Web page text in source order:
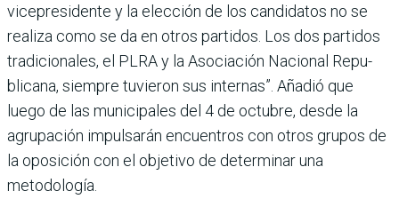
vicepresidente y la elección de los candidatos no se
realiza como se da en otros partidos. Los dos parti­dos
tradicionales, el PLRA y la Asociación Nacional Repu­
blicana, siempre tuvieron sus internas”. Añadió que
luego de las municipales del 4 de octubre, desde la
agrupación impulsarán encuentros con otros grupos de
la oposición con el objetivo de determinar una
metodología.